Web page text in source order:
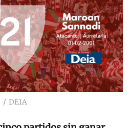
DEIA